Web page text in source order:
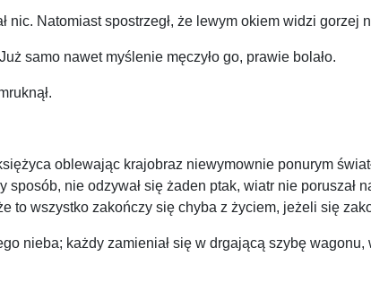
nic. Natomiast spostrzegł, że lewym okiem widzi
samo nawet myślenie męczyło go, prawie bolało.
oblewając krajobraz niewymownie ponurym
nie odzywał się żaden ptak, wiatr nie poruszał
to wszystko zakończy się chyba z życiem, jeżeli się
nieba; każdy zamieniał się w drgającą szybę